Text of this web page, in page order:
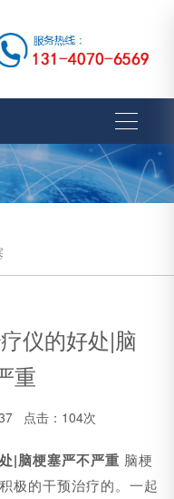
仪的好处|脑
重
点击：104次
|脑梗塞严不严重 脑梗
极的干预治疗的。一起